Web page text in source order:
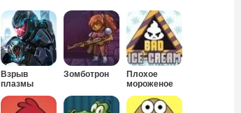
Взрыв
плазмы
Зомботрон
Плохое
мороженое